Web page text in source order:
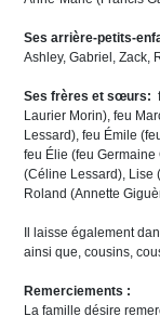
Ses arrière-petits-
Ashley, Gabriel, Zack,
Ses frères et sœurs:
Laurier Morin), feu
Lessard), feu Émile
feu Élie (feu
(Céline Lessard), Lise
Roland (Annette
Il laisse également
ainsi que, cousins,
Remerciements :
La famille désire